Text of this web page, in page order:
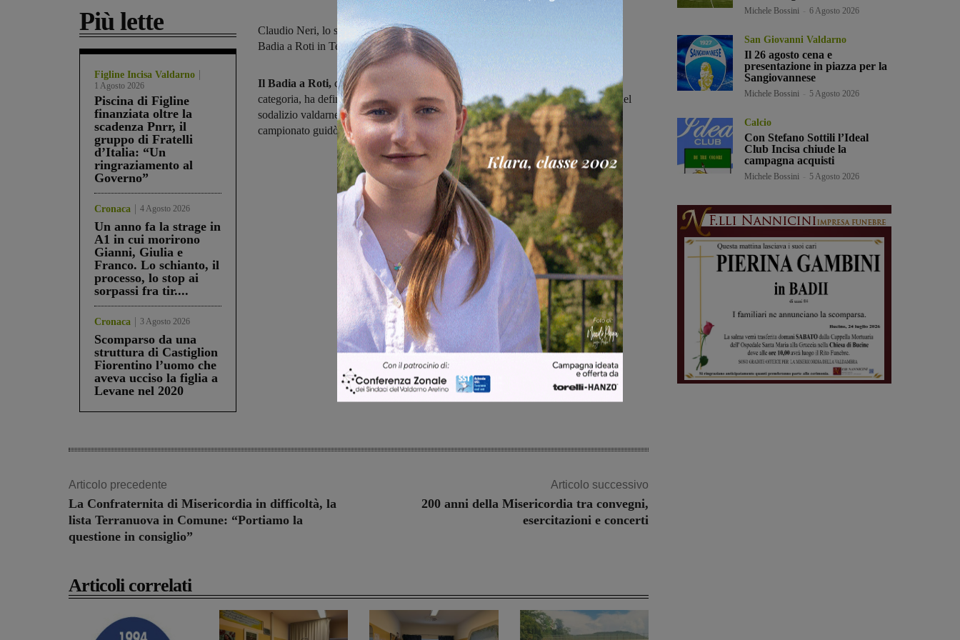
Più lette
Figline Incisa Valdarno
1 Agosto 2026
Piscina di Figline
finanziata oltre la
scadenza Pnrr, il
gruppo di Fratelli
d’Italia: “Un
ringraziamento al
Governo”
Cronaca 4 Agosto 2026
Un anno fa la strage in
A1 in cui morirono
Gianni, Giulia e
Franco. Lo schianto, il
processo, lo stop ai
sorpassi fra tir....
Cronaca 3 Agosto 2026
Scomparso da una
struttura di Castiglion
Fiorentino l’uomo che
aveva ucciso la figlia a
Levane nel 2020
Claudio Neri, lo scorso anno a Castelfranco, guiderà nella prossima stagione il
Badia a Roti in Terza categoria
Il Badia a Roti, che il prossimo anno prenderà parte al campionato di Terza
categoria, ha definito il nome dell'allenatore per la stagione 2016-2017: la scelta del
sodalizio valdarnese è caduta suClaudio Neri,che nella parte finale dello scorso
campionato guidò la Fulgor Castelfranco.
Articolo precedente
La Confraternita di Misericordia in difficoltà, la
lista Terranuova in Comune: “Portiamo la
questione in consiglio”
Articolo successivo
200 anni della Misericordia tra convegni,
esercitazioni e concerti
Articoli correlati
Michele Bossini 6 Agosto 2026
San Giovanni Valdarno
Il 26 agosto cena e
presentazione in piazza per la
Sangiovannese
Michele Bossini 5 Agosto 2026
Calcio
Con Stefano Sottili l’Ideal
Club Incisa chiude la
campagna acquisti
Michele Bossini 5 Agosto 2026